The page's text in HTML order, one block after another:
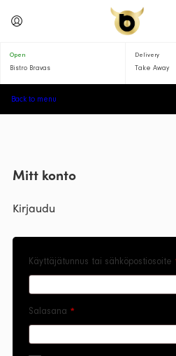
Open
Bistro Bravas
Delivery
Take Away
Back to menu
Mitt konto
Kirjaudu
Käyttäjätunnus tai sähköpostiosoite
Salasana *Vaaditaan